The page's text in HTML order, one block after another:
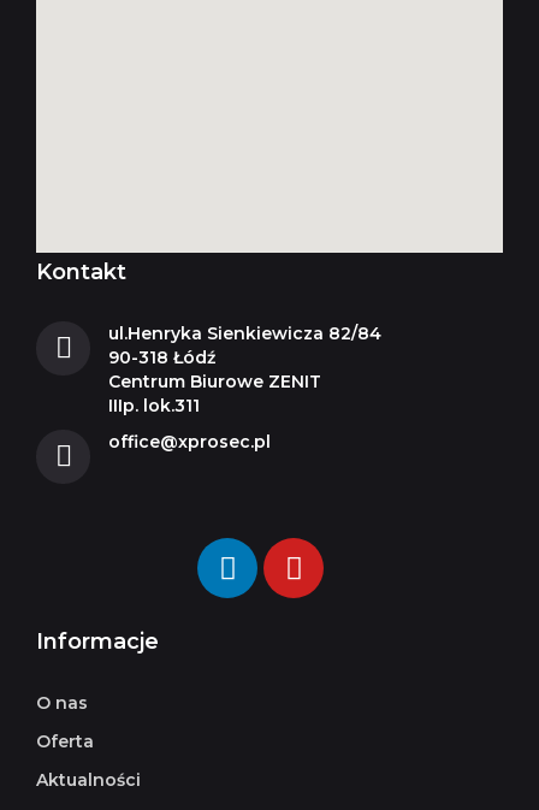
Kontakt
ul.Henryka Sienkiewicza 82/84
90-318 Łódź
Centrum Biurowe ZENIT
IIIp. lok.311
office@xprosec.pl
Informacje
O nas
Oferta
Aktualności